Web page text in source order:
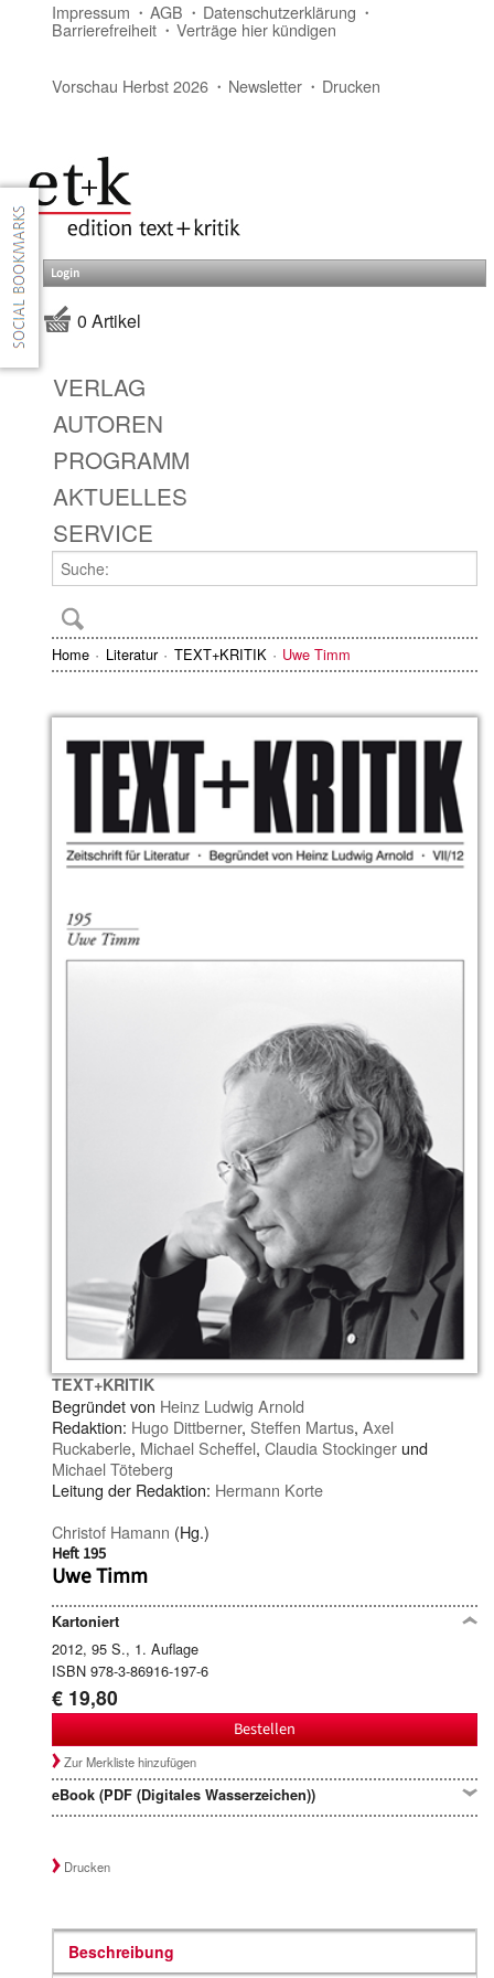
Impressum AGB Datenschutzerklärung
Barrierefreiheit Verträge hier kündigen
Vorschau Herbst 2026 Newsletter Drucken
Login
0 Artikel
VERLAG
AUTOREN
PROGRAMM
AKTUELLES
SERVICE
Home Literatur TEXT+KRITIK Uwe Timm
TEXT+KRITIK
Begründet von Heinz Ludwig Arnold
Redaktion: Hugo Dittberner, Steffen Martus, Axel
Ruckaberle, Michael Scheffel, Claudia Stockinger und
Michael Töteberg
Leitung der Redaktion: Hermann Korte
Christof Hamann (Hg.)
Heft 195
Uwe Timm
Kartoniert
2012, 95 S., 1. Auflage
ISBN 978-3-86916-197-6
€ 19,80
Bestellen
Zur Merkliste hinzufügen
eBook (PDF (Digitales Wasserzeichen))
Drucken
Beschreibung